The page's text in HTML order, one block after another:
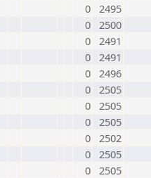
0 2495
0 2500
0 2491
0 2491
0 2496
0 2505
0 2505
0 2505
0 2502
0 2505
0 2505